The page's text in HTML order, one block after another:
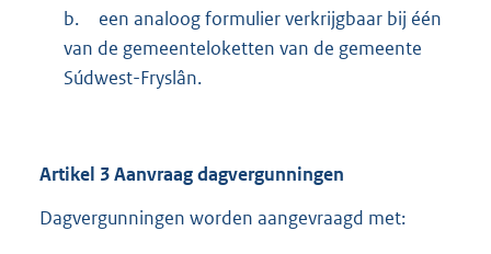
b.
een analoog formulier verkrijgbaar bij één
van de gemeenteloketten van de gemeente
Súdwest-Fryslân.
Artikel 3Aanvraag dagvergunningen
Dagvergunningen worden aangevraagd met: